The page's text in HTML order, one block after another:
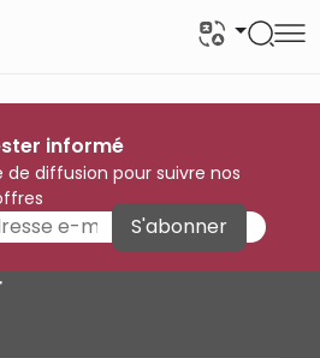
informé
de diffusion pour suivre nos
S'abonner